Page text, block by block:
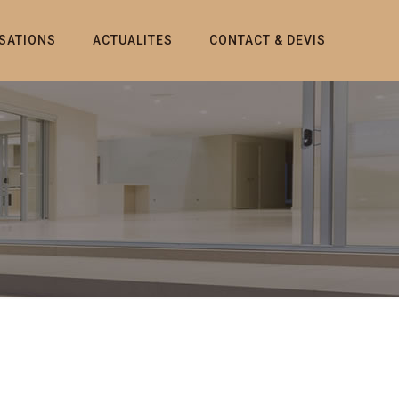
ACTUALITES CONTACT & DEVIS